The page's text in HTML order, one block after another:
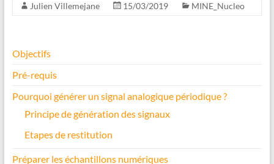
Julien Villemejane 15/03/2019 MINE_Nucleo
Objectifs
Pré-requis
Pourquoi générer un signal analogique périodique ?
Principe de génération des signaux
Etapes de restitution
Préparer les échantillons numériques